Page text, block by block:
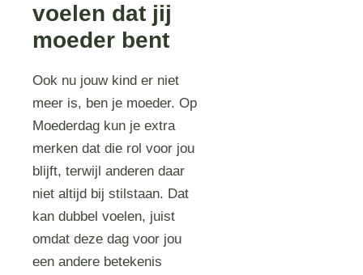
voelen dat jij
moeder bent
Ook nu jouw kind er niet
meer is, ben je moeder. Op
Moederdag kun je extra
merken dat die rol voor jou
blijft, terwijl anderen daar
niet altijd bij stilstaan. Dat
kan dubbel voelen, juist
omdat deze dag voor jou
een andere betekenis